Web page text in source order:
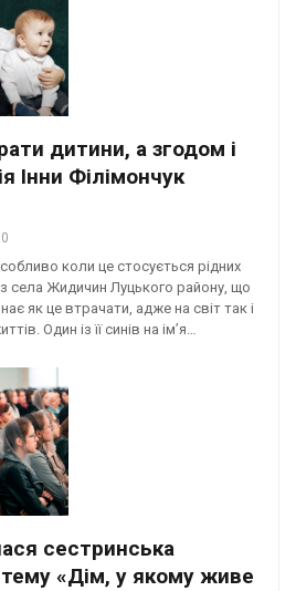
дитини, а згодом і
Інни Філімончук
0
коли це стосується рідних
села Жидичин Луцького району, що
як це втрачати, адже на світ так і
Один із її синів на ім’я…
сестринська
«Дім, у якому живе